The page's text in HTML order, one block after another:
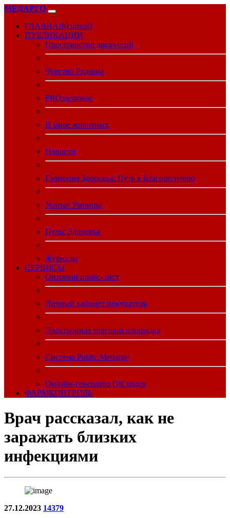
МЕДАРГО
ГЛАВНАЯ(current)
ПУБЛИКАЦИИ
Пространство дискуссий
Чувство Родины
PROздоровье
В мире животных
Новости
Гармония Здоровья: Путь к Благополучию
Усатые Умницы
Пульс Здоровья
Журналы
CЕРВИСЫ
Оптовый прайс-лист
Личный кабинет покупателя
Электронная торговая площадка
Система Public.Medargo
Онлайн-генератор QR кодов
ФАРМКОНТРОЛЬ
Врач рассказал, как не
заражать близких
инфекциями
27.12.2023 14379